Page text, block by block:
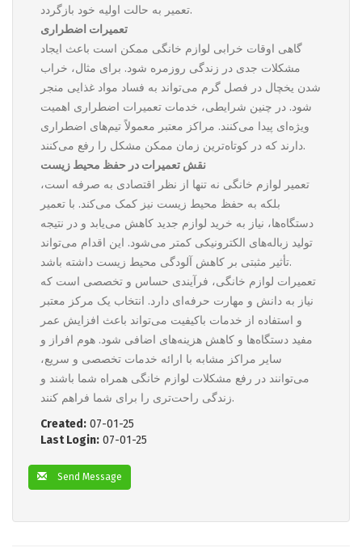
تعمیر به حالت اولیه خود بازگردد.
تعمیرات اضطراری
گاهی اوقات خرابی لوازم خانگی ممکن است باعث ایجاد
مشکلات جدی در زندگی روزمره شود. برای مثال، خراب
شدن یخچال در فصل گرم می‌تواند به فساد مواد غذایی منجر
شود. در چنین شرایطی، خدمات تعمیرات اضطراری اهمیت
ویژه‌ای پیدا می‌کنند. مراکز معتبر معمولاً تیم‌های اضطراری
دارند که در کوتاه‌ترین زمان ممکن مشکل را رفع می‌کنند.
نقش تعمیرات در حفظ محیط زیست
تعمیر لوازم خانگی نه تنها از نظر اقتصادی به صرفه است،
بلکه به حفظ محیط زیست نیز کمک می‌کند. با تعمیر
دستگاه‌ها، نیاز به خرید لوازم جدید کاهش می‌یابد و در نتیجه
تولید زباله‌های الکترونیکی کمتر می‌شود. این اقدام می‌تواند
تأثیر مثبتی بر کاهش آلودگی محیط زیست داشته باشد.
تعمیرات لوازم خانگی، فرآیندی حساس و تخصصی است که
نیاز به دانش و مهارت حرفه‌ای دارد. انتخاب یک مرکز معتبر
و استفاده از خدمات باکیفیت می‌تواند باعث افزایش عمر
مفید دستگاه‌ها و کاهش هزینه‌های اضافی شود. هوم افراز و
سایر مراکز مشابه با ارائه خدمات تخصصی و سریع،
می‌توانند در رفع مشکلات لوازم خانگی همراه شما باشند و
زندگی راحت‌تری را برای شما فراهم کنند.
Created: 07-01-25
Last Login: 07-01-25
Send Message